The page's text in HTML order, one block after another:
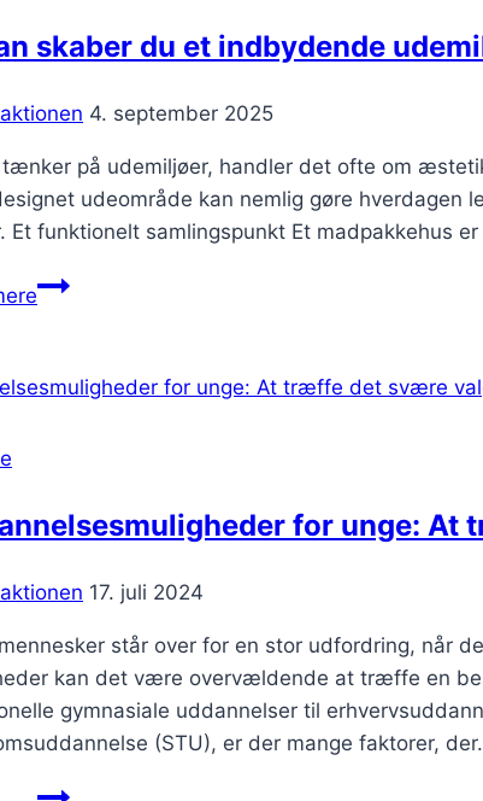
skaber du et indbydende
4. september 2025
på udemiljøer, handler det ofte om
udeområde kan nemlig gøre hverdagen
Et funktionelt samlingspunkt Et madpakkehus
Sådan
et
danner
rammer
fællesskab
for unge:
17. juli 2024
står over for en stor udfordring, når
kan det være overvældende at træffe en
gymnasiale uddannelser til
(STU), er der mange faktorer,
Uddannelsesmuligheder